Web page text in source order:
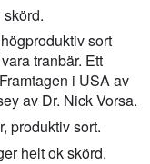
sort
tranbär. Ett
i USA av
av Dr. Nick Vorsa.
produktiv sort.
helt ok skörd.